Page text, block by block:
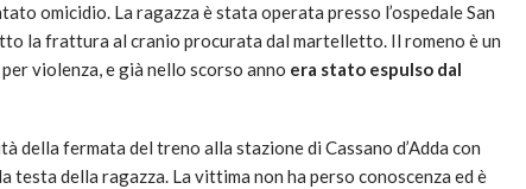
omicidio. La ragazza è stata operata presso l’ospedale San
la frattura al cranio procurata dal martelletto. Il romeno è un
violenza, e già nello scorso anno era stato espulso dal
della fermata del treno alla stazione di Cassano d’Adda con
testa della ragazza. La vittima non ha perso conoscenza ed è